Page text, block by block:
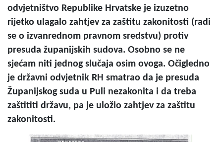
odvjetništvo Republike Hrvatske je izuzetno
rijetko ulagalo zahtjev za zaštitu zakonitosti (radi
se o izvanrednom pravnom sredstvu) protiv
presuda županijskih sudova. Osobno se ne
sjećam niti jednog slučaja osim ovoga. Očigledno
je državni odvjetnik RH smatrao da je presuda
Županijskog suda u Puli nezakonita i da treba
zaštititi državu, pa je uložio zahtjev za zaštitu
zakonitosti.